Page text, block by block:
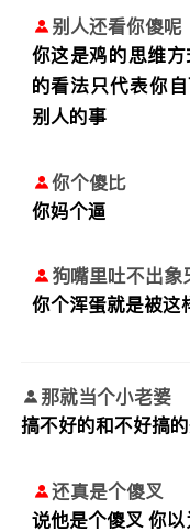
别人还看你傻呢
你这是鸡的思维
的看法只代表你
别人的事
你个傻比
你妈个逼
狗嘴里吐不出象
你个浑蛋就是被这
那就当个小老婆
搞不好的和不好搞
还真是个傻叉
说他是个傻叉 你